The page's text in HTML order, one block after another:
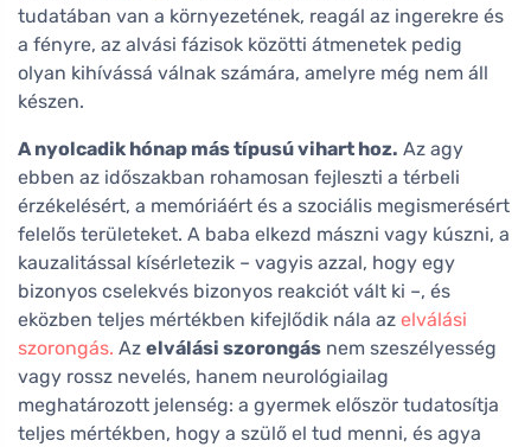
tudatában van a környezetének, reagál az ingerekre és
a fényre, az alvási fázisok közötti átmenetek pedig
olyan kihívássá válnak számára, amelyre még nem áll
készen.
A nyolcadik hónap más típusú vihart hoz. Az agy
ebben az időszakban rohamosan fejleszti a térbeli
érzékelésért, a memóriáért és a szociális megismerésért
felelős területeket. A baba elkezd mászni vagy kúszni, a
kauzalitással kísérletezik – vagyis azzal, hogy egy
bizonyos cselekvés bizonyos reakciót vált ki –, és
eközben teljes mértékben kifejlődik nála az elválási
szorongás. Az elválási szorongás nem szeszélyesség
vagy rossz nevelés, hanem neurológiailag
meghatározott jelenség: a gyermek először tudatosítja
teljes mértékben, hogy a szülő el tud menni, és agya